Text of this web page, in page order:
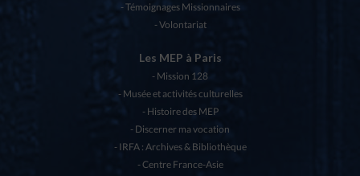
Témoignages Missionnaires
Volontariat
Les MEP à Paris
Mission 128
Musée et activités culturelles
Histoire des MEP
Discerner ma vocation
IRFA : Archives & Bibliothèque
Centre France-Asie